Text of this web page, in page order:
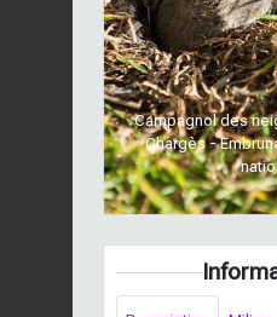
Campagnol des
Chargès -
Previous